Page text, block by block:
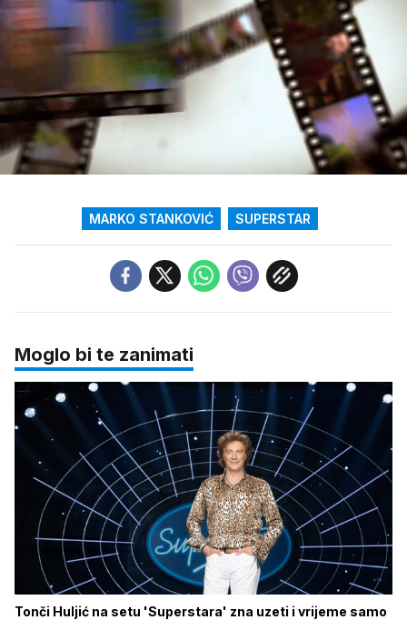
Upali
zvuk
Loaded:
8.63%
MARKO STANKOVIĆ SUPERSTAR
Moglo bi te zanimati
Tonči Huljić na setu 'Superstara' zna uzeti i vrijeme samo